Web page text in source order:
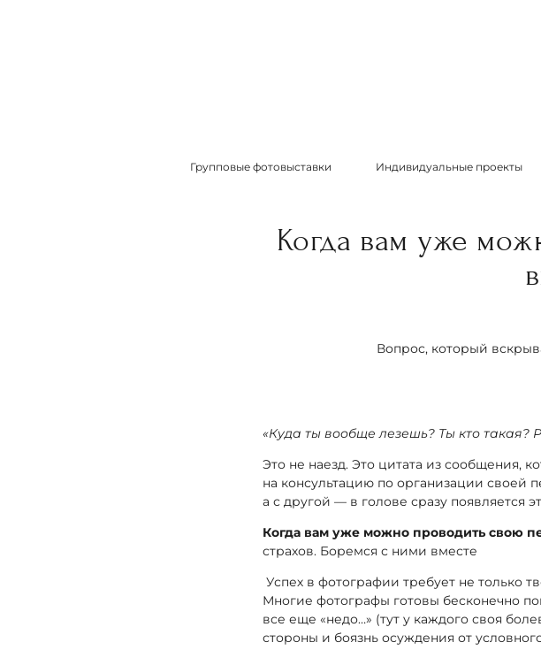
Групповые фотовыставки Индивидуальные проекты
Когда вам уже
Вопрос, который
«Куда ты вообще лезешь? Ты кто такая?
Это не наезд. Это цитата из сообщения,
на консультацию по организации своей
а с другой — в голове сразу появляется
Когда вам уже можно проводить свою
страхов. Боремся с ними вместе
Успех в фотографии требует не только
Многие фотографы готовы бесконечно
все еще «недо…» (тут у каждого своя
стороны и боязнь осуждения от